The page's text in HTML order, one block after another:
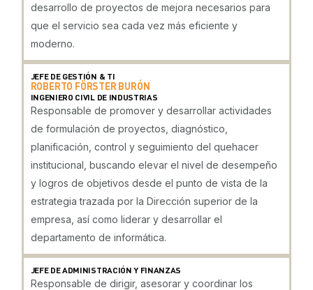
desarrollo de proyectos de mejora necesarios para
que el servicio sea cada vez más eficiente y
moderno.
JEFE DE GESTIÓN & TI
ROBERTO FÖRSTER BURÓN
INGENIERO CIVIL DE INDUSTRIAS
Responsable de promover y desarrollar actividades
de formulación de proyectos, diagnóstico,
planificación, control y seguimiento del quehacer
institucional, buscando elevar el nivel de desempeño
y logros de objetivos desde el punto de vista de la
estrategia trazada por la Dirección superior de la
empresa, así como liderar y desarrollar el
departamento de informática.
JEFE DE ADMINISTRACIÓN Y FINANZAS
Responsable de dirigir, asesorar y coordinar los